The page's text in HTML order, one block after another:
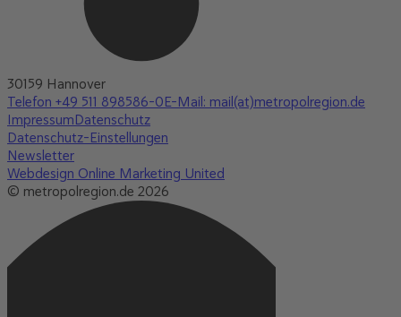
30159 Hannover
Telefon +49 511 898586-0E-Mail: mail(at)metropolregion.de
ImpressumDatenschutz
Datenschutz-Einstellungen
Newsletter
Webdesign Online Marketing United
© metropolregion.de 2026